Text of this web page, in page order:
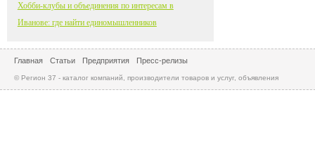
Хобби-клубы и объединения по интересам в
Иванове: где найти единомышленников
Главная Статьи Предприятия Пресс-релизы
© Регион 37 - каталог компаний, производители товаров и услуг, объявления